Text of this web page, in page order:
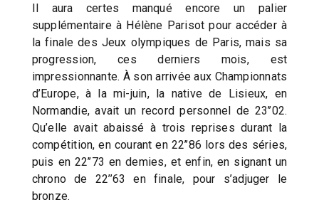
Il aura certes manqué encore un palier
supplémentaire à Hélène Parisot pour accéder à
la finale des Jeux olympiques de Paris, mais sa
progression, ces derniers mois, est
impressionnante. À son arrivée aux Championnats
d’Europe, à la mi-juin, la native de Lisieux, en
Normandie, avait un record personnel de 23’’02.
Qu’elle avait abaissé à trois reprises durant la
compétition, en courant en 22’’86 lors des séries,
puis en 22’’73 en demies, et enfin, en signant un
chrono de 22’’63 en finale, pour s’adjuger le
bronze.